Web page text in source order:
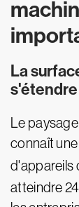
La
s'étendre
Le
connaît
d'appareils
atteindre